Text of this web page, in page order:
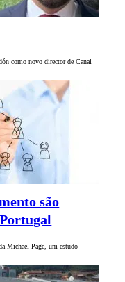
como novo director de Canal
são
Michael Page, um estudo